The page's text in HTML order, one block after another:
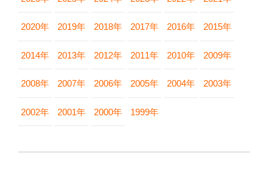
2020年 2019年 2018年 2017年 2016年 2015年
2014年 2013年 2012年 2011年 2010年 2009年
2008年 2007年 2006年 2005年 2004年 2003年
2002年 2001年 2000年 1999年